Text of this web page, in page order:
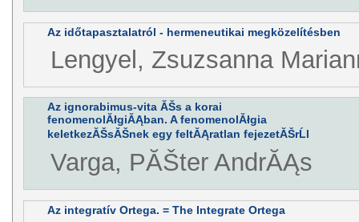
Az időtapasztalatról - hermeneutikai megközelítésben
Lengyel, Zsuzsanna
Az ignorabimus-vita ĂŠs a korai
fenomenolĂłgiĂĄban. A fenomenolĂłgia
keletkezĂŠsĂŠnek egy feltĂĄratlan fejezetĂŠrĹl
Varga, PĂŠter AndrĂĄs
Az integratív Ortega. = The Integrate Ortega